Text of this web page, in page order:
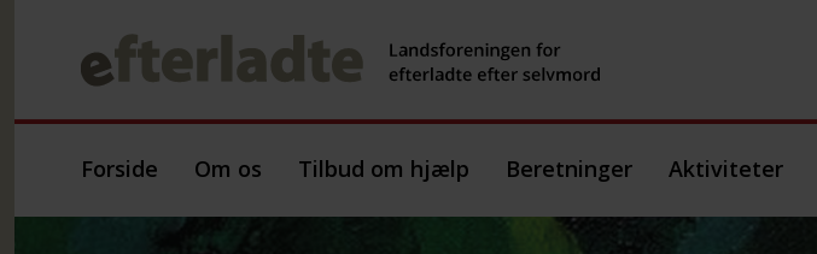
Forside Om os Tilbud om hjælp Beretninger Aktiviteter